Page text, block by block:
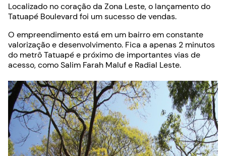
Localizado no coração da Zona Leste, o lançamento do
Tatuapé Boulevard foi um sucesso de vendas.
O empreendimento está em um bairro em constante
valorização e desenvolvimento. Fica a apenas 2 minutos
do metrô Tatuapé e próximo de importantes vias de
acesso, como Salim Farah Maluf e Radial Leste.